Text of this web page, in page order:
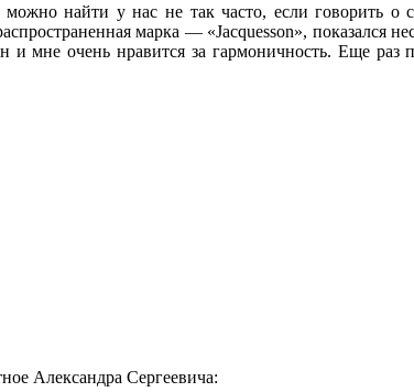
найти у нас не так часто, если говорить о
марка — «Jacquesson», показался
мне очень нравится за гармоничность. Еще раз
Александра Сергеевича: